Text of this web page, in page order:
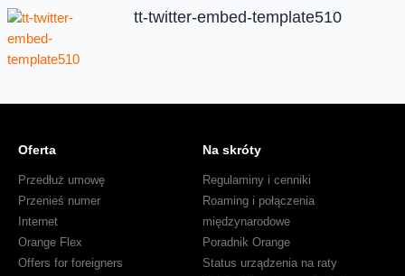
tt-twitter-embed-template510
Oferta
Przedłuż umowę
Przenieś numer
Internet
Orange Flex
Offers for foreigners
Na skróty
Regulaminy i cenniki
Roaming i połączenia
międzynarodowe
Poradnik Orange
Status urządzenia na raty